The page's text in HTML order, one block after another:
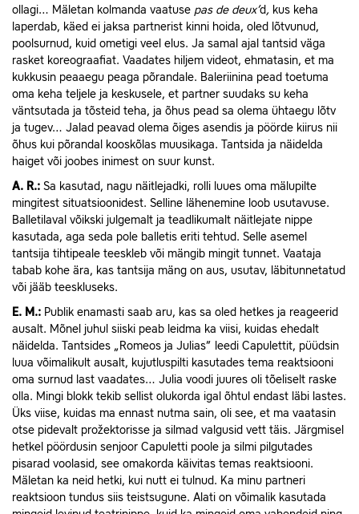
ollagi… Mäletan kolmanda vaatuse pas de deux’d , kus keha
laperdab, käed ei jaksa partnerist kinni hoida, oled lõtvunud,
poolsurnud, kuid ometigi veel elus. Ja samal ajal tantsid väga
rasket koreograafiat. Vaadates hiljem videot, ehmatasin, et ma
kukkusin peaaegu peaga põrandale. Baleriinina pead toetuma
oma keha teljele ja keskusele, et partner suudaks su keha
väntsutada ja tõsteid teha, ja õhus pead sa olema ühtaegu lõtv
ja tugev… Jalad peavad olema õiges asendis ja pöörde kiirus nii
õhus kui põrandal kooskõlas muusikaga. Tantsida ja näidelda
haiget või joobes inimest on suur kunst.
A. R.: Sa kasutad, nagu näitlejadki, rolli luues oma mälupilte
mingitest situatsioonidest. Selline lähenemine loob usutavuse.
Balletilaval võikski julgemalt ja teadlikumalt näitlejate nippe
kasutada, aga seda pole balletis eriti tehtud. Selle asemel
tantsija tihtipeale teeskleb või mängib mingit tunnet. Vaataja
tabab kohe ära, kas tantsija mäng on aus, usutav, läbitunnetatud
või jääb teeskluseks.
E. M.: Publik enamasti saab aru, kas sa oled hetkes ja reageerid
ausalt. Mõnel juhul siiski peab leidma ka viisi, kuidas ehedalt
näidelda. Tantsides „Romeos ja Julias” leedi Capulettit, püüdsin
luua võimalikult ausalt, kujutluspilti kasutades tema reaktsiooni
oma surnud last vaadates… Julia voodi juures oli tõeliselt raske
olla. Mingi blokk tekib sellist olukorda igal õhtul endast läbi lastes.
Üks viise, kuidas ma ennast nutma sain, oli see, et ma vaatasin
otse pidevalt prožektorisse ja silmad valgusid vett täis. Järgmisel
hetkel pöördusin senjoor Capuletti poole ja silmi pilgutades
pisarad voolasid, see omakorda käivitas temas reaktsiooni.
Mäletan ka neid hetki, kui nutt ei tulnud. Ka minu partneri
reaktsioon tundus siis teistsugune. Alati on võimalik kasutada